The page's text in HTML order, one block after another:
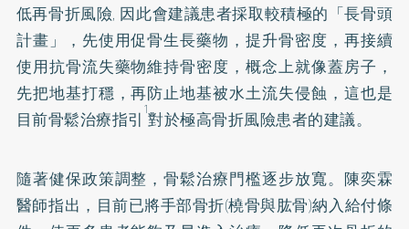
低再骨折風險, 因此會建議患者採取較積極的「長骨頭
計畫」，先使用促骨生長藥物，提升骨密度，再接續
使用抗骨流失藥物維持骨密度，概念上就像蓋房子，
先把地基打穩，再防止地基被水土流失侵蝕，這也是
目前骨鬆治療指引 1對於極高骨折風險患者的建議。
隨著健保政策調整，骨鬆治療門檻逐步放寬。陳奕霖
醫師指出，目前已將手部骨折(橈骨與肱骨)納入給付條